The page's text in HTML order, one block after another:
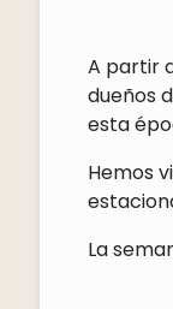
A partir
dueños
esta
Hemos
La